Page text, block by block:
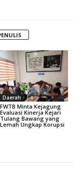
Daerah
FWTB Minta Kejagung
Evaluasi Kinerja Kejari
Tulang Bawang yang
Lemah Ungkap Korupsi